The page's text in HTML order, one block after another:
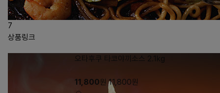
7
상품링크
오타후쿠 타코야끼소스 2.1kg
11,800원 11,800원